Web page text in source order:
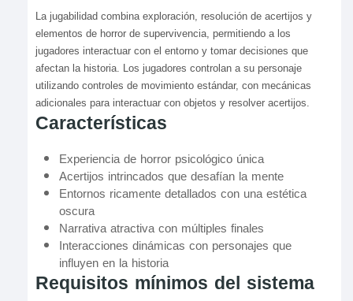
La jugabilidad combina exploración, resolución de acertijos y
elementos de horror de supervivencia, permitiendo a los
jugadores interactuar con el entorno y tomar decisiones que
afectan la historia. Los jugadores controlan a su personaje
utilizando controles de movimiento estándar, con mecánicas
adicionales para interactuar con objetos y resolver acertijos.
Características
Experiencia de horror psicológico única
Acertijos intrincados que desafían la mente
Entornos ricamente detallados con una estética
oscura
Narrativa atractiva con múltiples finales
Interacciones dinámicas con personajes que
influyen en la historia
Requisitos mínimos del sistema